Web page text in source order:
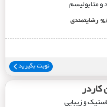
متابولیسم
رضایتمندی
نوبت بگیرید
و زیبایی